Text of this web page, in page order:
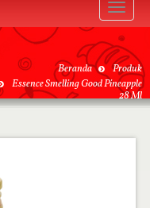
Toggle
Beranda
Produk
Essence Smelling Good Pineapple
28 Ml